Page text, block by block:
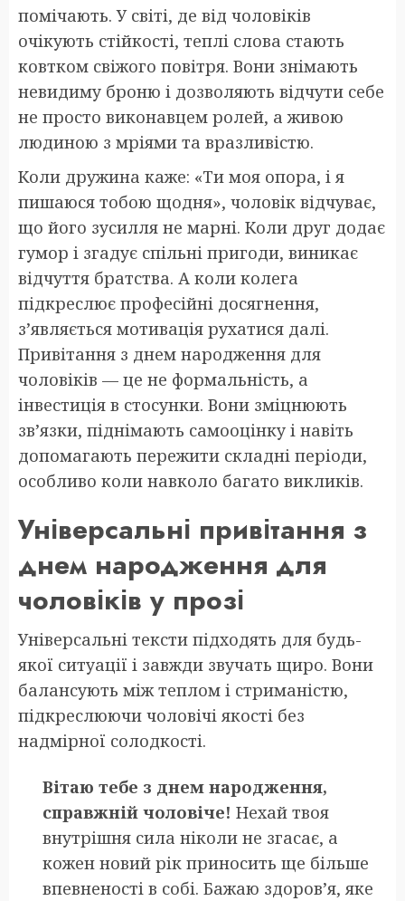
помічають. У світі, де від чоловіків
очікують стійкості, теплі слова стають
ковтком свіжого повітря. Вони знімають
невидиму броню і дозволяють відчути себе
не просто виконавцем ролей, а живою
людиною з мріями та вразливістю.
Коли дружина каже: «Ти моя опора, і я
пишаюся тобою щодня», чоловік відчуває,
що його зусилля не марні. Коли друг додає
гумор і згадує спільні пригоди, виникає
відчуття братства. А коли колега
підкреслює професійні досягнення,
з’являється мотивація рухатися далі.
Привітання з днем народження для
чоловіків — це не формальність, а
інвестиція в стосунки. Вони зміцнюють
зв’язки, піднімають самооцінку і навіть
допомагають пережити складні періоди,
особливо коли навколо багато викликів.
Універсальні привітання з
днем народження для
чоловіків у прозі
Універсальні тексти підходять для будь-
якої ситуації і завжди звучать щиро. Вони
балансують між теплом і стриманістю,
підкреслюючи чоловічі якості без
надмірної солодкості.
Вітаю тебе з днем народження,
справжній чоловіче! Нехай твоя
внутрішня сила ніколи не згасає, а
кожен новий рік приносить ще більше
впевненості в собі. Бажаю здоров’я, яке